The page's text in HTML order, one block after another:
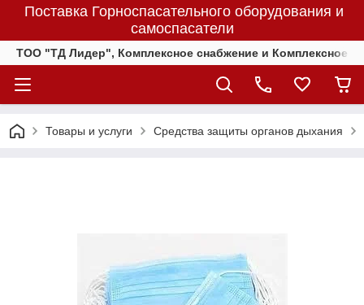
Поставка Горноспасательного оборудования и
самоспасатели
ТОО "ТД Лидер", Комплексное снабжение и Комплексное
Товары и услуги Средства защиты органов дыхания